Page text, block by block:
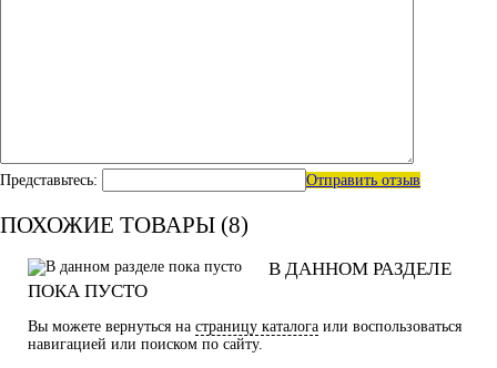
Представьтесь: Отправить отзыв
ПОХОЖИЕ ТОВАРЫ (8)
В ДАННОМ РАЗДЕЛЕ
ПОКА ПУСТО
Вы можете вернуться на страницу каталога или воспользоваться
навигацией или поиском по сайту.